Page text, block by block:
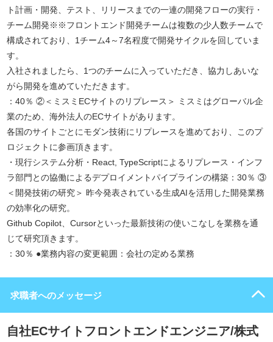
ト計画・開発、テスト、リリースまでの一連の開発フローの実行・
チーム開発※※フロントエンド開発チームは複数の少人数チームで
構成されており、1チーム4～7名程度で開発サイクルを回していま
す。
入社されましたら、1つのチームに入っていただき、協力しあいな
がら開発を進めていただきます。
：40％ ②＜ミスミECサイトのリプレース＞ ミスミはグローバル企
業のため、海外法人のECサイトがあります。
各国のサイトごとにモダン技術にリプレースを進めており、このプ
ロジェクトに参画頂きます。
・現行システム分析・React, TypeScriptによるリプレース・インフ
ラ部門との協働によるデプロイメントパイプラインの構築：30％ ③
＜開発技術の研究＞ 昨今発表されている生成AIを活用した開発業務
の効率化の研究。
Github Copilot、Cursorといった最新技術の使いこなしを業務を通
じて研究頂きます。
：30％ ●業務内容の変更範囲：会社の定める業務
求職者へのメッセージ
自社ECサイトフロントエンドエンジニア/株式